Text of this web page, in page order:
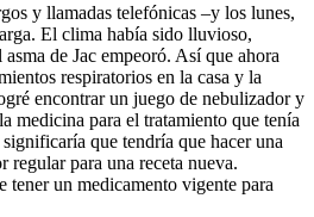
y llamadas telefónicas –y los lunes,
El clima había sido lluvioso,
de Jac empeoró. Así que ahora
respiratorios en la casa y la
encontrar un juego de nebulizador y
medicina para el tratamiento que tenía
que tendría que hacer una
regular para una receta nueva.
tener un medicamento vigente para